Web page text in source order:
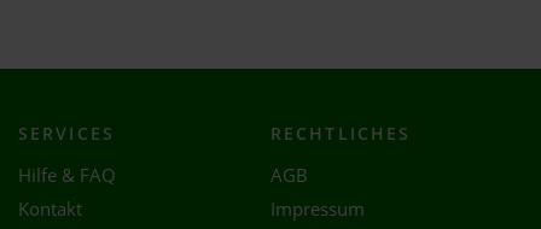
SERVICES
Hilfe & FAQ
Kontakt
RECHTLICHES
AGB
Impressum